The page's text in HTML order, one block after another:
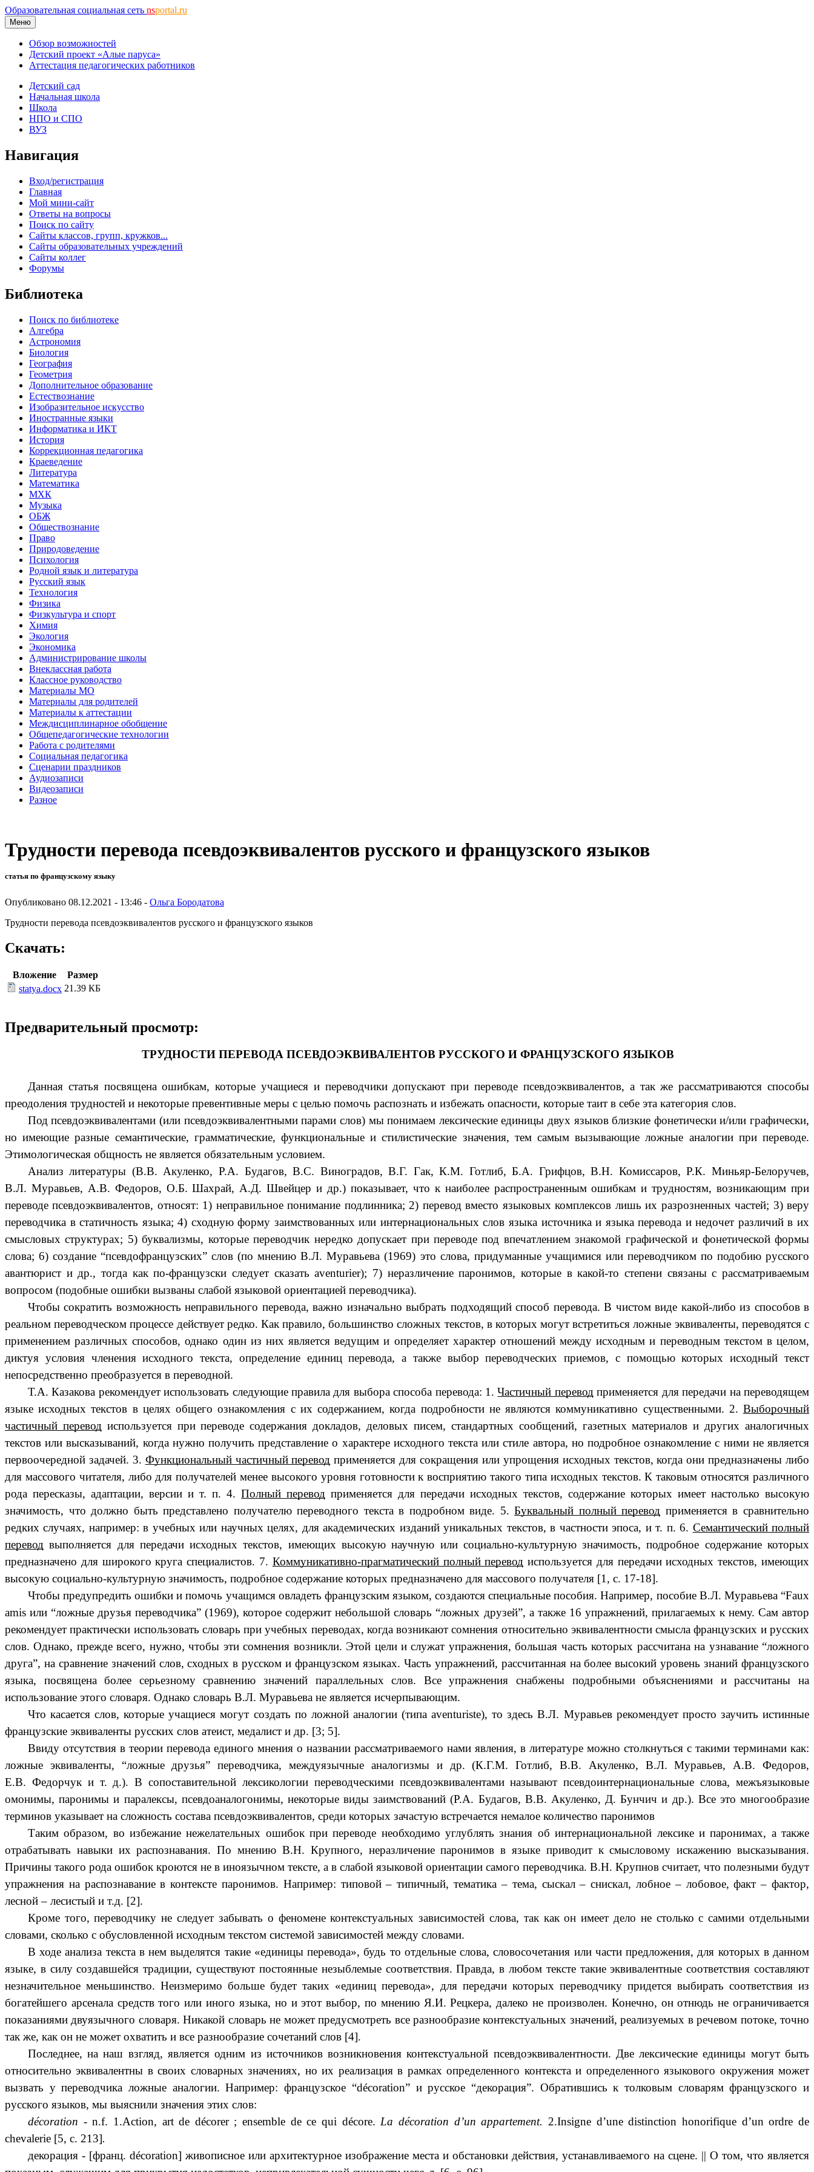
Образовательная социальная сеть nsportal.ru
Меню
Обзор возможностей
Детский проект «Алые паруса»
Аттестация педагогических работников
Детский сад
Начальная школа
Школа
НПО и СПО
ВУЗ
Навигация
Вход/регистрация
Главная
Мой мини-сайт
Ответы на вопросы
Поиск по сайту
Сайты классов, групп, кружков...
Сайты образовательных учреждений
Сайты коллег
Форумы
Библиотека
Поиск по библиотеке
Алгебра
Астрономия
Биология
География
Геометрия
Дополнительное образование
Естествознание
Изобразительное искусство
Иностранные языки
Информатика и ИКТ
История
Коррекционная педагогика
Краеведение
Литература
Математика
МХК
Музыка
ОБЖ
Обществознание
Право
Природоведение
Психология
Родной язык и литература
Русский язык
Технология
Физика
Физкультура и спорт
Химия
Экология
Экономика
Администрирование школы
Внеклассная работа
Классное руководство
Материалы МО
Материалы для родителей
Материалы к аттестации
Междисциплинарное обобщение
Общепедагогические технологии
Работа с родителями
Социальная педагогика
Сценарии праздников
Аудиозаписи
Видеозаписи
Разное
Трудности перевода псевдоэквивалентов русского и французского языков
статья по французскому языку
Опубликовано 08.12.2021 - 13:46 - Ольга Бородатова
Трудности перевода псевдоэквивалентов русского и французского языков
Скачать:
Вложение
Размер
statya.docx 21.39 КБ
Предварительный просмотр:
ТРУДНОСТИ ПЕРЕВОДА ПСЕВДОЭКВИВАЛЕНТОВ РУССКОГО И ФРАНЦУЗСКОГО ЯЗЫКОВ
Данная статья посвящена ошибкам, которые учащиеся и переводчики допускают при переводе псевдоэквивалентов, а так же рассматриваются способы
преодоления трудностей и некоторые превентивные меры с целью помочь распознать и избежать опасности, которые таит в себе эта категория слов.
Под псевдоэквивалентами (или псевдоэквивалентными парами слов) мы понимаем лексические единицы двух языков близкие фонетически и/или графически,
но имеющие разные семантические, грамматические, функциональные и стилистические значения, тем самым вызывающие ложные аналогии при переводе.
Этимологическая общность не является обязательным условием.
Анализ литературы (В.В. Акуленко, Р.А. Будагов, В.С. Виноградов, В.Г. Гак, К.М. Готлиб, Б.А. Грифцов, В.Н. Комиссаров, Р.К. Миньяр-Белоручев,
В.Л. Муравьев, А.В. Федоров, О.Б. Шахрай, А.Д. Швейцер и др.) показывает, что к наиболее распространенным ошибкам и трудностям, возникающим при
переводе псевдоэквивалентов, относят: 1) неправильное понимание подлинника; 2) перевод вместо языковых комплексов лишь их разрозненных частей; 3) веру
переводчика в статичность языка; 4) сходную форму заимствованных или интернациональных слов языка источника и языка перевода и недочет различий в их
смысловых структурах; 5) буквализмы, которые переводчик нередко допускает при переводе под впечатлением знакомой графической и фонетической формы
слова; 6) создание “псевдофранцузских” слов (по мнению В.Л. Муравьева (1969) это слова, придуманные учащимися или переводчиком по подобию русского
авантюрист и др., тогда как по-французски следует сказать aventurier); 7) неразличение паронимов, которые в какой-то степени связаны с рассматриваемым
вопросом (подобные ошибки вызваны слабой языковой ориентацией переводчика).
Чтобы сократить возможность неправильного перевода, важно изначально выбрать подходящий способ перевода.В чистом виде какой-либо из способов в
реальном переводческом процессе действует редко. Как правило, большинство сложных текстов, в которых могут встретиться ложные эквиваленты, переводятся с
применением различных способов, однако один из них является ведущим и определяет характер отношений между исходным и переводным текстом в целом,
диктуя условия членения исходного текста, определение единиц перевода, а также выбор переводческих приемов, с помощью которых исходный текст
непосредственно преобразуется в переводной.
Т.А. Казакова рекомендует использовать следующие правила для выбора способа перевода: 1.Частичный перевод применяется для передачи на переводящем
языке исходных текстов в целях общего ознакомления с их содержанием, когда подробности не являются коммуникативно существенными. 2. Выборочный
частичный перевод используется при переводе содержания докладов, деловых писем, стандартных сообщений, газетных материалов и других аналогичных
текстов или высказываний, когда нужно получить представление о характере исходного текста или стиле автора, но подробное ознакомление с ними не является
первоочередной задачей. 3. Функциональный частичный перевод применяется для сокращения или упрощения исходных текстов, когда они предназначены либо
для массового читателя, либо для получателей менее высокого уровня готовности к восприятию такого типа исходных текстов. К таковым относятся различного
рода пересказы, адаптации, версии и т. п. 4. Полный перевод применяется для передачи исходных текстов, содержание которых имеет настолько высокую
значимость, что должно быть представлено получателю переводного текста в подробном виде. 5.Буквальный полный перевод применяется в сравнительно
редких случаях, например: в учебных или научных целях, для академических изданий уникальных текстов, в частности эпоса, и т. п. 6. Семантический полный
перевод выполняется для передачи исходных текстов, имеющих высокую научную или социально-культурную значимость, подробное содержание которых
предназначено для широкого круга специалистов. 7. Коммуникативно-прагматический полный перевод используется для передачи исходных текстов, имеющих
высокую социально-культурную значимость, подробное содержание которых предназначено для массового получателя [1, с. 17-18].
Чтобы предупредить ошибки и помочь учащимся овладеть французским языком, создаются специальные пособия. Например, пособие В.Л. Муравьева “Faux
amis или “ложные друзья переводчика” (1969), которое содержит небольшой словарь “ложных друзей”, а также 16 упражнений, прилагаемых к нему. Сам автор
рекомендует практически использовать словарь при учебных переводах, когда возникают сомнения относительно эквивалентности смысла французских и русских
слов. Однако, прежде всего, нужно, чтобы эти сомнения возникли. Этой цели и служат упражнения, большая часть которых рассчитана на узнавание “ложного
друга”, на сравнение значений слов, сходных в русском и французском языках. Часть упражнений, рассчитанная на более высокий уровень знаний французского
языка, посвящена более серьезному сравнению значений параллельных слов. Все упражнения снабжены подробными объяснениями и рассчитаны на
использование этого словаря. Однако словарь В.Л. Муравьева не является исчерпывающим.
Что касается слов, которые учащиеся могут создать по ложной аналогии (типа aventuriste), то здесь В.Л. Муравьев рекомендует просто заучить истинные
французские эквиваленты русских слов атеист, медалист и др. [3; 5].
Ввиду отсутствия в теории перевода единого мнения о названии рассматриваемого нами явления, в литературе можно столкнуться с такими терминами как:
ложные эквиваленты, “ложные друзья” переводчика, междуязычные аналогизмы и др. (К.Г.М. Готлиб, В.В. Акуленко, В.Л. Муравьев, А.В. Федоров,
Е.В. Федорчук и т. д.). В сопоставительной лексикологии переводческими псевдоэквивалентами называют псевдоинтернациональные слова, межъязыковые
омонимы, паронимы и паралексы, псевдоаналогонимы, некоторые виды заимствований (Р.А. Будагов, В.В. Акуленко, Д. Бунчич и др.). Все это многообразие
терминов указывает на сложность состава псевдоэквивалентов, среди которых зачастую встречается немалое количество паронимов
Таким образом, во избежание нежелательных ошибок при переводе необходимо углублять знания об интернациональной лексике и паронимах, а также
отрабатывать навыки их распознавания. По мнению В.Н. Крупного, неразличение паронимов в языке приводит к смысловому искажению высказывания.
Причины такого рода ошибок кроются не в иноязычном тексте, а в слабой языковой ориентации самого переводчика. В.Н. Крупнов считает, что полезными будут
упражнения на распознавание в контексте паронимов. Например: типовой – типичный, тематика – тема, сыскал – снискал, лобное – лобовое, факт – фактор,
лесной – лесистый и т.д. [2].
Кроме того, переводчику не следует забывать о феномене контекстуальных зависимостей слова, так как он имеет дело не столько с самими отдельными
словами, сколько с обусловленной исходным текстом системой зависимостей между словами.
В ходе анализа текста в нем выделятся такие «единицы перевода», будь то отдельные слова, словосочетания или части предложения, для которых в данном
языке, в силу создавшейся традиции, существуют постоянные незыблемые соответствия. Правда, в любом тексте такие эквивалентные соответствия составляют
незначительное меньшинство. Неизмеримо больше будет таких «единиц перевода», для передачи которых переводчику придется выбирать соответствия из
богатейшего арсенала средств того или иного языка, но и этот выбор, по мнению Я.И. Рецкера, далеко не произволен. Конечно, он отнюдь не ограничивается
показаниями двуязычного словаря. Никакой словарь не может предусмотреть все разнообразие контекстуальных значений, реализуемых в речевом потоке, точно
так же, как он не может охватить и все разнообразие сочетаний слов [4].
Последнее, на наш взгляд, является одним из источников возникновения контекстуальной псевдоэквивалентности. Две лексические единицы могут быть
относительно эквивалентны в своих словарных значениях, но их реализация в рамках определенного контекста и определенного языкового окружения может
вызвать у переводчика ложные аналогии. Например: французское “décoration” и русское “декорация”. Обратившись к толковым словарям французского и
русского языков, мы выяснили значения этих слов:
décoration - n.f. 1.Action, art de décorer ; ensemble de ce qui décore. La décoration d’un appartement. 2.Insigne d’une distinction honorifique d’un ordre de
chevalerie [5, с. 213].
декорация - [франц. décoration] живописное или архитектурное изображение места и обстановки действия, устанавливаемого на сцене. || О том, что является